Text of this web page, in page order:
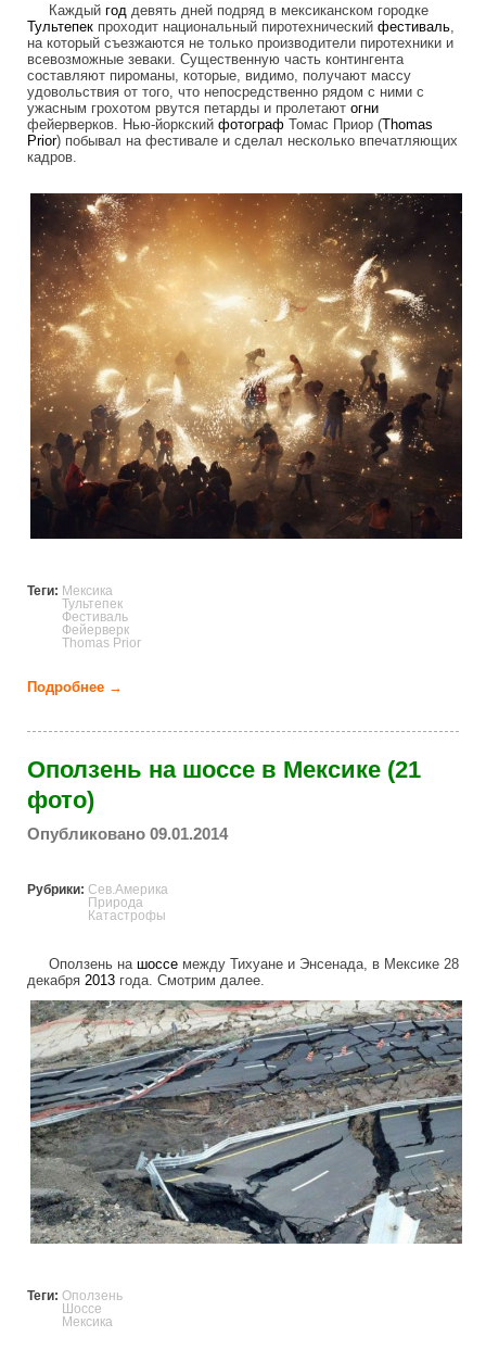
Каждый год девять дней подряд в мексиканском городке
Тультепек проходит национальный пиротехнический фестиваль
на который съезжаются не только производители пиротехники и
всевозможные зеваки. Существенную часть контингента
составляют пироманы, которые, видимо, получают массу
удовольствия от того, что непосредственно рядом с ними с
ужасным грохотом рвутся петарды и пролетают огни
фейерверков. Нью-йоркский фотограф Томас Приор (Thomas
Prior) побывал на фестивале и сделал несколько впечатляющих
кадров.
mexican_fireworks_festival.jpg
Теги: Мексика
Тультепек
Фестиваль
Фейерверк
Thomas Prior
Подробнее →
Оползень на шоссе в Мексике (21
фото)
Опубликовано 09.01.2014
Рубрики: Сев.Америка
Природа
Катастрофы
Оползень на шоссе между Тихуане и Энсенада, в Мексике 28
декабря 2013 года. Смотрим далее.
hectic_landslide_in_mexico.jpg
Теги: Оползень
Шоссе
Мексика